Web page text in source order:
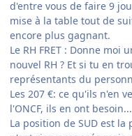
d'entre vous de faire 9
mise à la table tout de
encore plus gagnant.
Le RH FRET : Donne
nouvel RH ? Et si tu en
représentants du
Les 207 €: ce qu'ils n'en
l'ONCF, ils en ont besoin...
La position de SUD est